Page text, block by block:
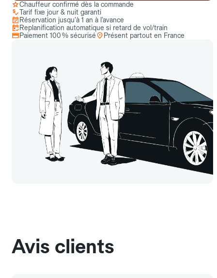
Chauffeur confirmé dès la commande
Tarif fixe jour & nuit garanti
Réservation jusqu’à 1 an à l’avance
Replanification automatique si retard de vol/train
Paiement 100 % sécurisé
Présent partout en France
Avis clients